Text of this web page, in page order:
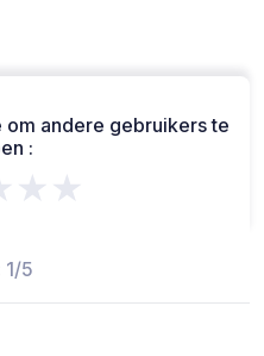
andere gebruikers te
:
1/5